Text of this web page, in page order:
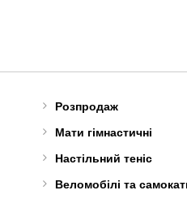
Розпродаж
Мати гімнастичні
Настільний теніс
Веломобілі та